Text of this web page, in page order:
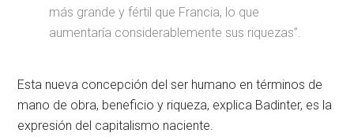
más grande y fértil que Francia, lo que
aumentaría considerablemente sus riquezas”.
Esta nueva concepción del ser humano en términos de
mano de obra, beneficio y riqueza, explica Badinter, es la
expresión del capitalismo naciente.